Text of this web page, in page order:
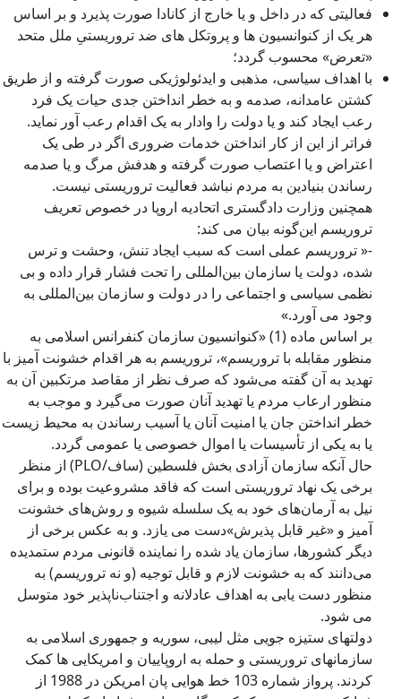
فعالیتی که در داخل و یا خارج از کانادا صورت پذیرد و بر اساس
هر یک از کنوانسیون ها و پروتکل های ضد تروریستیِ ملل متحد
«تعرض» محسوب گردد؛
با اهداف سیاسی، مذهبی و ایدئولوژیکی صورت گرفته و از طریق
کشتن عامدانه، صدمه و به خطر انداختن جدی حیات یک فرد
رعب ایجاد کند و یا دولت را وادار به یک اقدام رعب آور نماید.
فراتر از این از کار انداختن خدمات ضروری اگر در طی یک
اعتراض و یا اعتصاب صورت گرفته و هدفش مرگ و یا صدمه
رساندن بنیادین به مردم نباشد فعالیت تروریستی نیست.
همچنین وزارت دادگستری اتحادیه اروپا در خصوص تعریف
تروریسم این‌گونه بیان می کند:
-« تروریسم عملی است که سبب ایجاد تنش، وحشت و ترس
شده، دولت یا سازمان بین‌المللی را تحت فشار قرار داده و بی
نظمی سیاسی و اجتماعی را در دولت و سازمان بین‌المللی به
وجود می آورد.»
بر اساس ماده (1) «کنوانسیون سازمان کنفرانس اسلامی به
منظور مقابله با تروریسم»، تروریسم به هر اقدام خشونت آمیز با
تهدید به آن گفته می‌شود که صرف نظر از مقاصد مرتکبین آن به
منظور ارعاب مردم یا تهدید آنان صورت می‌گیرد و موجب به
خطر انداختن جان یا امنیت آنان یا آسیب رساندن به محیط زیست
یا به یکی از تأسیسات یا اموال خصوصی یا عمومی گردد.
حال آنکه سازمان آزادی بخش فلسطین (ساف/PLO) از منظر
برخی یک نهاد تروریستی است که فاقد مشروعیت بوده و برای
نیل به آرمان‌های خود به یک سلسله شیوه و روش‌های خشونت
آمیز و «غیر قابل پذیرش»دست می یازد. و به عکس برخی از
دیگر کشورها، سازمان یاد شده را نماینده قانونی مردم ستمدیده
می‌دانند که به خشونت لازم و قابل توجیه (و نه تروریسم) به
منظور دست یابی به اهداف عادلانه و اجتناب‌ناپذیر خود متوسل
می شود.
دولتهای ستیزه جویی مثل لیبی، سوریه و جمهوری اسلامی به
سازمانهای تروریستی و حمله به اروپاییان و امریکایی ها کمک
کردند. پرواز شماره 103 خط هوایی پان امریکن در 1988 از